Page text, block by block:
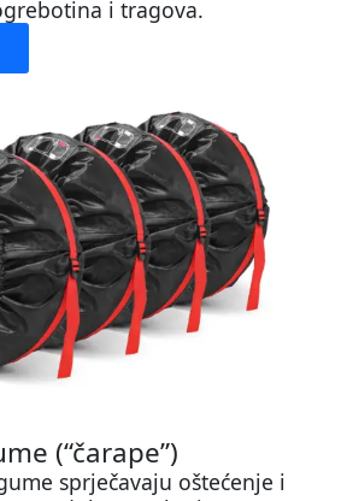
i tragova.
(“čarape”)
sprječavaju oštećenje i